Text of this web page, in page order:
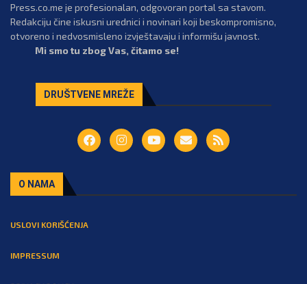
Press.co.me je profesionalan, odgovoran portal sa stavom.
Redakciju čine iskusni urednici i novinari koji beskompromisno,
otvoreno i nedvosmisleno izvještavaju i informišu javnost.
Mi smo tu zbog Vas, čitamo se!
DRUŠTVENE MREŽE
O NAMA
USLOVI KORIŠĆENJA
IMPRESSUM